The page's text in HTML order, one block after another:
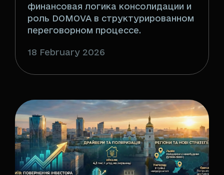
финансовая логика консолидации и
роль DOMOVA в структурированном
переговорном процессе.
18 February 2026